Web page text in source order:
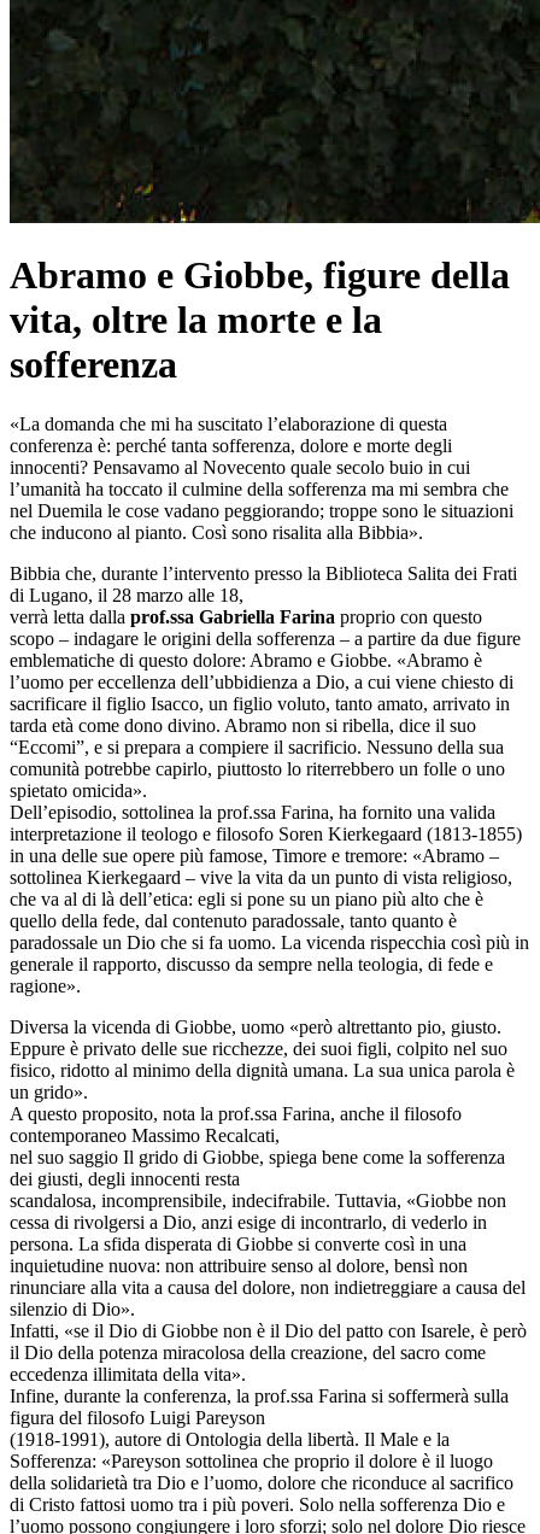
Abramo e Giobbe, figure della
vita, oltre la morte e la
sofferenza
«La domanda che mi ha suscitato l’elaborazione di questa
conferenza è: perché tanta sofferenza, dolore e morte degli
innocenti? Pensavamo al Novecento quale secolo buio in cui
l’umanità ha toccato il culmine della sofferenza ma mi sembra che
nel Duemila le cose vadano peggiorando; troppe sono le situazioni
che inducono al pianto. Così sono risalita alla Bibbia».
Bibbia che, durante l’intervento presso la Biblioteca Salita dei Frati
di Lugano, il 28 marzo alle 18,
verrà letta dalla prof.ssa Gabriella Farina proprio con questo
scopo – indagare le origini della sofferenza – a partire da due figure
emblematiche di questo dolore: Abramo e Giobbe. «Abramo è
l’uomo per eccellenza dell’ubbidienza a Dio, a cui viene chiesto di
sacrificare il figlio Isacco, un figlio voluto, tanto amato, arrivato in
tarda età come dono divino. Abramo non si ribella, dice il suo
“Eccomi”, e si prepara a compiere il sacrificio. Nessuno della sua
comunità potrebbe capirlo, piuttosto lo riterrebbero un folle o uno
spietato omicida».
Dell’episodio, sottolinea la prof.ssa Farina, ha fornito una valida
interpretazione il teologo e filosofo Soren Kierkegaard (1813-1855)
in una delle sue opere più famose, Timore e tremore: «Abramo –
sottolinea Kierkegaard – vive la vita da un punto di vista religioso,
che va al di là dell’etica: egli si pone su un piano più alto che è
quello della fede, dal contenuto paradossale, tanto quanto è
paradossale un Dio che si fa uomo. La vicenda rispecchia così più in
generale il rapporto, discusso da sempre nella teologia, di fede e
ragione».
Diversa la vicenda di Giobbe, uomo «però altrettanto pio, giusto.
Eppure è privato delle sue ricchezze, dei suoi figli, colpito nel suo
fisico, ridotto al minimo della dignità umana. La sua unica parola è
un grido».
A questo proposito, nota la prof.ssa Farina, anche il filosofo
contemporaneo Massimo Recalcati,
nel suo saggio Il grido di Giobbe, spiega bene come la sofferenza
dei giusti, degli innocenti resta
scandalosa, incomprensibile, indecifrabile. Tuttavia, «Giobbe non
cessa di rivolgersi a Dio, anzi esige di incontrarlo, di vederlo in
persona. La sfida disperata di Giobbe si converte così in una
inquietudine nuova: non attribuire senso al dolore, bensì non
rinunciare alla vita a causa del dolore, non indietreggiare a causa del
silenzio di Dio».
Infatti, «se il Dio di Giobbe non è il Dio del patto con Isarele, è però
il Dio della potenza miracolosa della creazione, del sacro come
eccedenza illimitata della vita».
Infine, durante la conferenza, la prof.ssa Farina si soffermerà sulla
figura del filosofo Luigi Pareyson
(1918-1991), autore di Ontologia della libertà. Il Male e la
Sofferenza: «Pareyson sottolinea che proprio il dolore è il luogo
della solidarietà tra Dio e l’uomo, dolore che riconduce al sacrifico
di Cristo fattosi uomo tra i più poveri. Solo nella sofferenza Dio e
l’uomo possono congiungere i loro sforzi; solo nel dolore Dio riesce